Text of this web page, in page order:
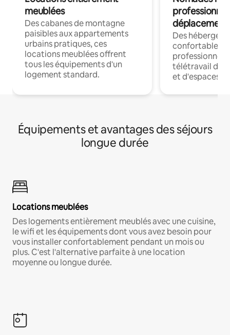
meublées
Des cabanes de montagne
paisibles aux appartements
urbains pratiques, ces
locations meublées offrent
tous les équipements d'un
logement standard.
déplacement
Des
confortables
professionnels
télétravail
et d'espaces
Équipements et avantages des séjours
longue durée
Locations meublées
Des logements entièrement meublés avec une cuisine,
le wifi et les équipements dont vous avez besoin pour
vous installer confortablement pendant un mois ou
plus. C'est l'alternative parfaite à une location
moyenne ou longue durée.